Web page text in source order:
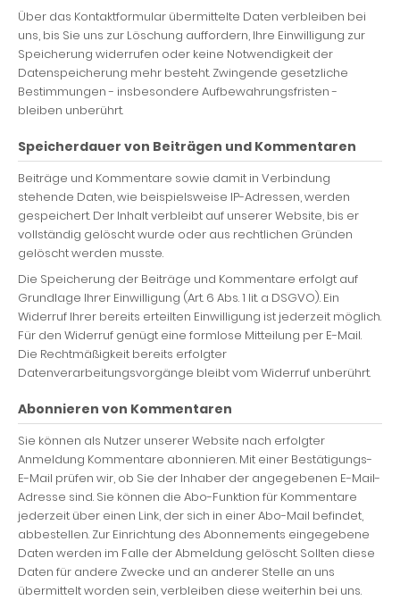
Über das Kontaktformular übermittelte Daten verbleiben bei
uns, bis Sie uns zur Löschung auffordern, Ihre Einwilligung zur
Speicherung widerrufen oder keine Notwendigkeit der
Datenspeicherung mehr besteht. Zwingende gesetzliche
Bestimmungen - insbesondere Aufbewahrungsfristen -
bleiben unberührt.
Speicherdauer von Beiträgen und Kommentaren
Beiträge und Kommentare sowie damit in Verbindung
stehende Daten, wie beispielsweise IP-Adressen, werden
gespeichert. Der Inhalt verbleibt auf unserer Website, bis er
vollständig gelöscht wurde oder aus rechtlichen Gründen
gelöscht werden musste.
Die Speicherung der Beiträge und Kommentare erfolgt auf
Grundlage Ihrer Einwilligung (Art. 6 Abs. 1 lit. a DSGVO). Ein
Widerruf Ihrer bereits erteilten Einwilligung ist jederzeit möglich.
Für den Widerruf genügt eine formlose Mitteilung per E-Mail.
Die Rechtmäßigkeit bereits erfolgter
Datenverarbeitungsvorgänge bleibt vom Widerruf unberührt.
Abonnieren von Kommentaren
Sie können als Nutzer unserer Website nach erfolgter
Anmeldung Kommentare abonnieren. Mit einer Bestätigungs-
E-Mail prüfen wir, ob Sie der Inhaber der angegebenen E-Mail-
Adresse sind. Sie können die Abo-Funktion für Kommentare
jederzeit über einen Link, der sich in einer Abo-Mail befindet,
abbestellen. Zur Einrichtung des Abonnements eingegebene
Daten werden im Falle der Abmeldung gelöscht. Sollten diese
Daten für andere Zwecke und an anderer Stelle an uns
übermittelt worden sein, verbleiben diese weiterhin bei uns.